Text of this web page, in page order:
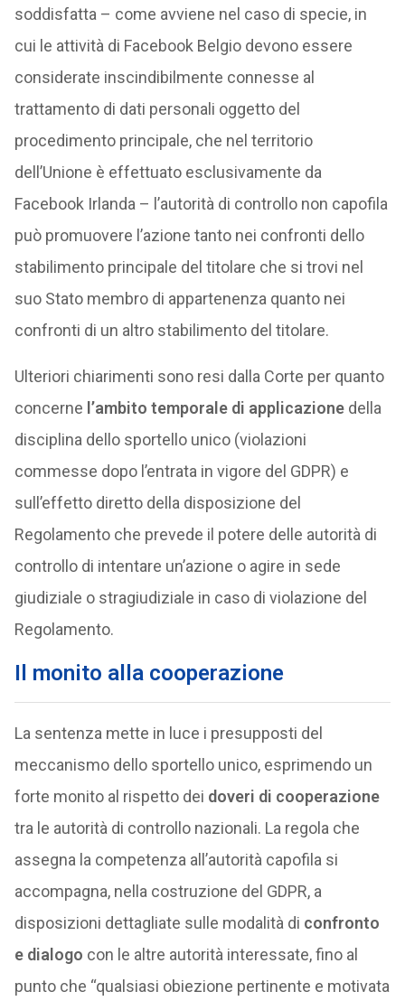
soddisfatta – come avviene nel caso di specie, in
cui le attività di Facebook Belgio devono essere
considerate inscindibilmente connesse al
trattamento di dati personali oggetto del
procedimento principale, che nel territorio
dell’Unione è effettuato esclusivamente da
Facebook Irlanda – l’autorità di controllo non capofila
può promuovere l’azione tanto nei confronti dello
stabilimento principale del titolare che si trovi nel
suo Stato membro di appartenenza quanto nei
confronti di un altro stabilimento del titolare.
Ulteriori chiarimenti sono resi dalla Corte per quanto
concerne l’ambito temporale di applicazionedella
disciplina dello sportello unico (violazioni
commesse dopo l’entrata in vigore del GDPR) e
sull’effetto diretto della disposizione del
Regolamento che prevede il potere delle autorità di
controllo di intentare un’azione o agire in sede
giudiziale o stragiudiziale in caso di violazione del
Regolamento.
Il monito alla cooperazione
La sentenza mette in luce i presupposti del
meccanismo dello sportello unico, esprimendo un
forte monito al rispetto dei doveri di cooperazione
tra le autorità di controllo nazionali. La regola che
assegna la competenza all’autorità capofila si
accompagna, nella costruzione del GDPR, a
disposizioni dettagliate sulle modalità di confronto
e dialogo con le altre autorità interessate, fino al
punto che “qualsiasi obiezione pertinente e motivata